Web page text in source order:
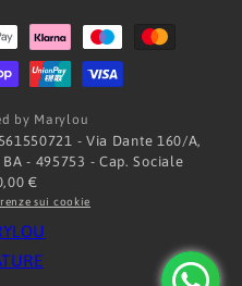
by Marylou
- Via Dante 160/A,
- 495753 - Cap. Sociale
€
sui cookie